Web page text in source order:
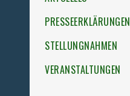
PRESSEERKLÄRUNGEN
STELLUNGNAHMEN
VERANSTALTUNGEN